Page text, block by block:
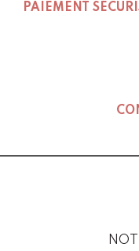
PAIEMENT